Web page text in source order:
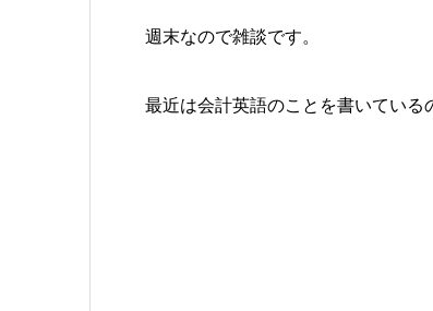
週末なので雑談です。
最近は会計英語のことを書いている